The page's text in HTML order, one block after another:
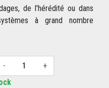
de l'hérédité ou dans
à grand nombre
- +